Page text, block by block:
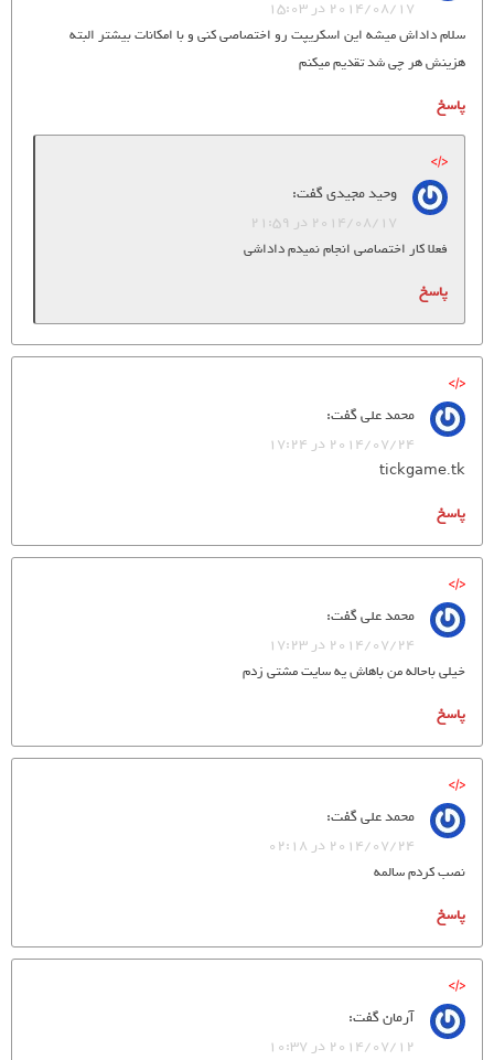
2014/08/17 در 15:03
سلام داداش میشه این اسکریپت رو اختصاصی کنی و با امکانات بیشتر البته
هزینش هر چی شد تقدیم میکنم
پاسخ
وحید مجیدیگفت:
2014/08/17 در 21:59
فعلا کار اختصاصی انجام نمیدم داداشی
پاسخ
محمد علیگفت:
2014/07/24 در 17:24
tickgame.tk
پاسخ
محمد علیگفت:
2014/07/24 در 17:23
خیلی باحاله من باهاش یه سایت مشتی زدم
پاسخ
محمد علیگفت:
2014/07/24 در 02:18
نصب کردم سالمه
پاسخ
آرمانگفت:
2014/07/12 در 10:37